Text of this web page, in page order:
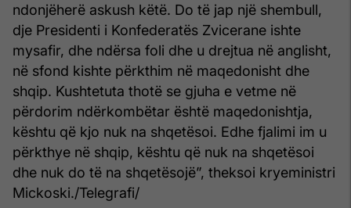
ndonjëherë askush këtë. Do të jap një shembull,
dje Presidenti i Konfederatës Zvicerane ishte
mysafir, dhe ndërsa foli dhe u drejtua në anglisht,
në sfond kishte përkthim në maqedonisht dhe
shqip. Kushtetuta thotë se gjuha e vetme në
përdorim ndërkombëtar është maqedonishtja,
kështu që kjo nuk na shqetësoi. Edhe fjalimi im u
përkthye në shqip, kështu që nuk na shqetësoi
dhe nuk do të na shqetësojë”, theksoi kryeministri
Mickoski./Telegrafi/